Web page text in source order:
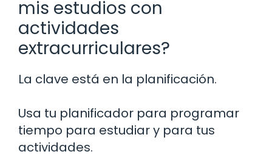
mis estudios con
actividades
extracurriculares?
La clave está en la planificación.
Usa tu planificador para programar
tiempo para estudiar y para tus
actividades.